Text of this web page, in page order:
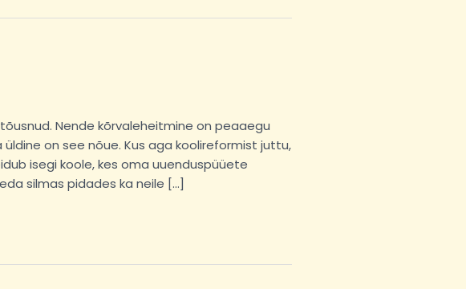
Nende kõrvaleheitmine on peaaegu
on see nõue. Kus aga koolireformist juttu,
isegi koole, kes oma uuenduspüüete
silmas pidades ka neile […]